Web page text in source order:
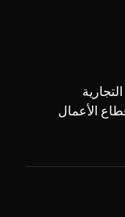
الأعمال